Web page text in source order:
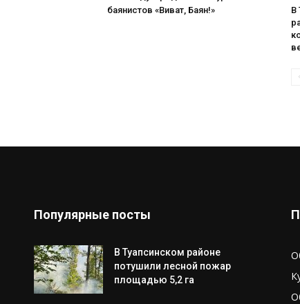
баянистов «Виват, Баян!»
В
Популярные посты
В Туапсинском районе
потушили лесной пожар
площадью 5,2 га